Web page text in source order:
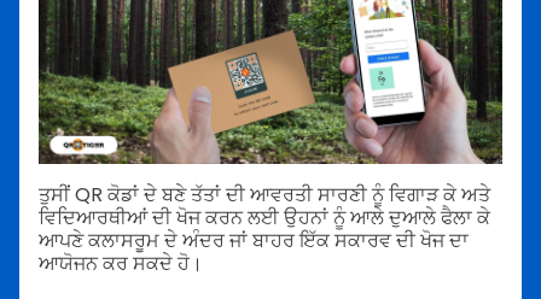
ਤੁਸੀਂ QR ਕੋਡਾਂ ਦੇ ਬਣੇ ਤੱਤਾਂ ਦੀ ਆਵਰਤੀ ਸਾਰਣੀ ਨੂੰ ਵਿਗਾੜ ਕੇ ਅਤੇ
ਵਿਦਿਆਰਥੀਆਂ ਦੀ ਖੋਜ ਕਰਨ ਲਈ ਉਹਨਾਂ ਨੂੰ ਆਲੇ ਦੁਆਲੇ ਫੈਲਾ ਕੇ
ਆਪਣੇ ਕਲਾਸਰੂਮ ਦੇ ਅੰਦਰ ਜਾਂ ਬਾਹਰ ਇੱਕ ਸਕਾਰਵ ਦੀ ਖੋਜ ਦਾ
ਆਯੋਜਨ ਕਰ ਸਕਦੇ ਹੋ।